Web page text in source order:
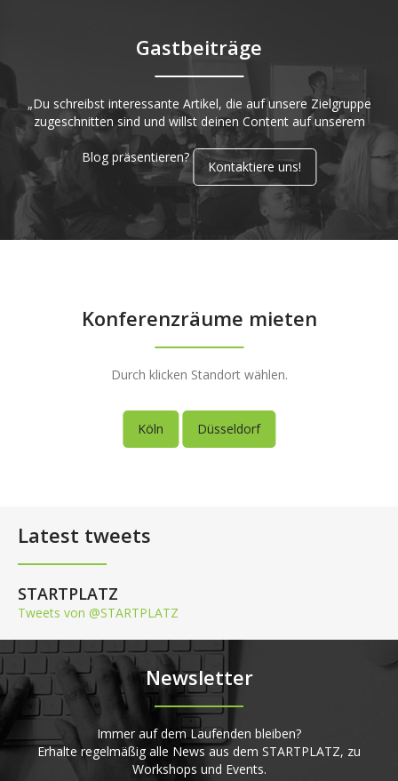
Gastbeiträge
„Du schreibst interessante Artikel, die auf unsere Zielgruppe
zugeschnitten sind und willst deinen Content auf unserem
Blog präsentieren?
Kontaktiere uns!
Konferenzräume mieten
Durch klicken Standort wählen.
Köln Düsseldorf
Latest tweets
STARTPLATZ
Tweets von @STARTPLATZ
Newsletter
Immer auf dem Laufenden bleiben?
Erhalte regelmäßig alle News aus dem STARTPLATZ, zu
Workshops und Events.